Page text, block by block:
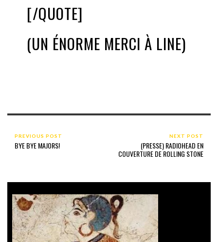
[/QUOTE]
(UN ÉNORME MERCI À LINE)
PREVIOUS POST
BYE BYE MAJORS!
NEXT POST
(PRESSE) RADIOHEAD EN
COUVERTURE DE ROLLING STONE